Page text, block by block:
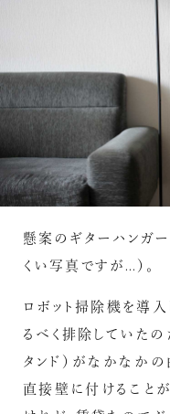
懸案のギターハンガ
くい写真ですが…）。
ロボット掃除機を導
るべく排除していたの
タンド）がなかなか
直接壁に付けること